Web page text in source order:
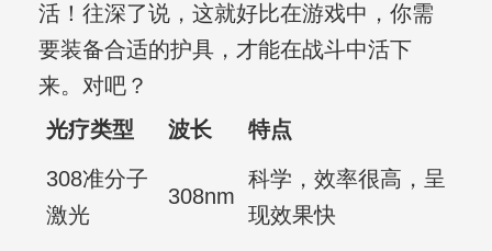
活！往深了说，这就好比在游戏中，你需
要装备合适的护具，才能在战斗中活下
来。对吧？
光疗类型
波长 特点
308准分子
激光
308nm
科学，效率很高，呈
现效果快